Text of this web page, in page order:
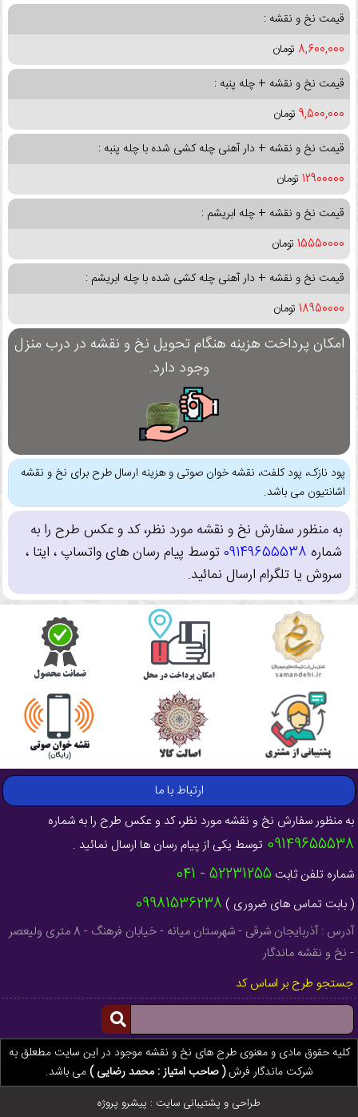
قیمت نخ و نقشه :
8,600,000 تومان
قیمت نخ و نقشه + چله پنبه :
9,500,000 تومان
قیمت نخ و نقشه + دار آهنی چله کشی شده با چله پنبه :
12900000 تومان
قیمت نخ و نقشه + چله ابریشم :
15550000 تومان
قیمت نخ و نقشه + دار آهنی چله کشی شده با چله ابریشم :
18950000 تومان
امکان پرداخت هزینه هنگام تحویل نخ و نقشه در درب منزل
وجود دارد.
پود نازک، پود کلفت، نقشه خوان صوتی و هزینه ارسال طرح برای نخ و نقشه
اشانتیون می باشد.
به منظور سفارش نخ و نقشه مورد نظر، کد و عکس طرح را به
شماره 09149655538توسط پیام رسان های واتساپ ، ایتا ،
سروش یا تلگرام ارسال نمائید.
ارتباط با ما
به منظور سفارش نخ و نقشه مورد نظر، کد و عکس طرح را به شماره
09149655538 توسط یکی از پیام رسان ها ارسال نمائید .
شماره تلفن ثابت 52231255 - 041
( بابت تماس های ضروری ) 09981536238
آدرس : آذربایجان شرقی - شهرستان میانه - خیابان فرهنگ - 8 متری ولیعصر
- نخ و نقشه ماندگار
جستجو طرح بر اساس کد
کلیه حقوق مادی و معنوی طرح های نخ و نقشه موجود در این سایت مطعلق به
شرکت ماندگار فرش( صاحب امتیاز : محمد رضایی )می باشد.
طراحی و پشتیبانی سایت : پیشرو پروژه